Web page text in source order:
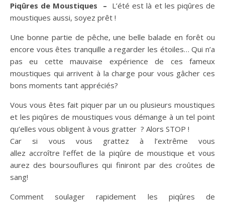
Piqûres de Moustiques – L’été est là et les piqûres de
moustiques aussi, soyez prêt !
Une bonne partie de pêche, une belle balade en forêt ou
encore vous êtes tranquille a regarder les étoiles… Qui n’a
pas eu cette mauvaise expérience de ces fameux
moustiques qui arrivent à la charge pour vous gâcher ces
bons moments tant appréciés?
Vous vous êtes fait piquer par un ou plusieurs moustiques
et les piqûres de moustiques vous démange à un tel point
qu’elles vous obligent à vous gratter ? Alors STOP !
Car si vous vous grattez à l’extrême vous
allez accroître l’effet de la piqûre de moustique et vous
aurez des boursouflures qui finiront par des croûtes de
sang!
Comment soulager rapidement les piqûres de